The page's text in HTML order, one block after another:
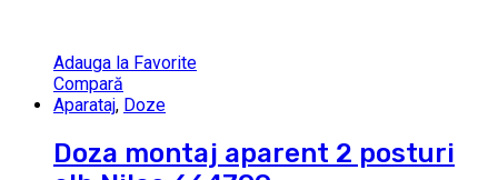
Adauga la Favorite
Compară
Aparataj, Doze
Doza montaj aparent 2 posturi